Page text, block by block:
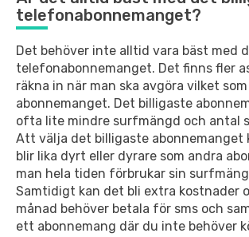
telefonabonnemanget?
Det behöver inte alltid vara bäst med
telefonabonnemanget. Det finns fler
räkna in när man ska avgöra vilket
abonnemanget. Det billigaste
ofta lite mindre surfmängd och antal
Att välja det billigaste abonnemanget
blir lika dyrt eller dyrare som andra
man hela tiden förbrukar sin
Samtidigt kan det bli extra kostnader
månad behöver betala för sms och
ett abonnemang där du inte behöver